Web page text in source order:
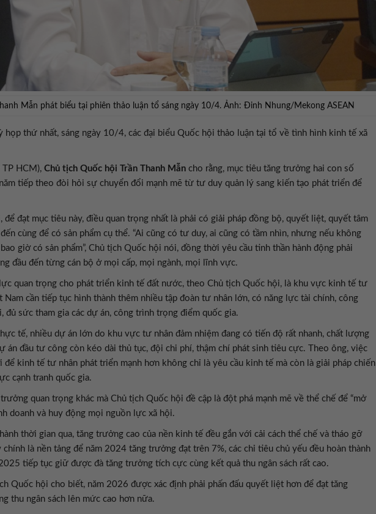
Mẫn phát biểu tại phiên thảo luận tổ sáng ngày 10/4. Ảnh: Đinh Nhung/Mekong ASEAN
họp thứ nhất, sáng ngày 10/4, các đại biểu Quốc hội thảo luận tại tổ về tình hình kinh tế xã
HCM), Chủ tịch Quốc hội Trần Thanh Mẫn cho rằng, mục tiêu tăng trưởng hai con số
tiếp theo đòi hỏi sự chuyển đổi mạnh mẽ từ tư duy quản lý sang kiến tạo phát triển để
để đạt mục tiêu này, điều quan trọng nhất là phải có giải pháp đồng bộ, quyết liệt, quyết tâm
cùng để có sản phẩm cụ thể. “Ai cũng có tư duy, ai cũng có tầm nhìn, nhưng nếu không
giờ có sản phẩm”, Chủ tịch Quốc hội nói, đồng thời yêu cầu tinh thần hành động phải
đầu đến từng cán bộ ở mọi cấp, mọi ngành, mọi lĩnh vực.
quan trọng cho phát triển kinh tế đất nước, theo Chủ tịch Quốc hội, là khu vực kinh tế tư
Nam cần tiếp tục hình thành thêm nhiều tập đoàn tư nhân lớn, có năng lực tài chính, công
đủ sức tham gia các dự án, công trình trọng điểm quốc gia.
tế, nhiều dự án lớn do khu vực tư nhân đảm nhiệm đang có tiến độ rất nhanh, chất lượng
án đầu tư công còn kéo dài thủ tục, đội chi phí, thậm chí phát sinh tiêu cực. Theo ông, việc
kinh tế tư nhân phát triển mạnh hơn không chỉ là yêu cầu kinh tế mà còn là giải pháp chiến
cạnh tranh quốc gia.
quan trọng khác mà Chủ tịch Quốc hội đề cập là đột phá mạnh mẽ về thể chế để “mở
doanh và huy động mọi nguồn lực xã hội.
thời gian qua, tăng trưởng cao của nền kinh tế đều gắn với cải cách thể chế và tháo gỡ
là nền tảng để năm 2024 tăng trưởng đạt trên 7%, các chỉ tiêu chủ yếu đều hoàn thành
tiếp tục giữ được đà tăng trưởng tích cực cùng kết quả thu ngân sách rất cao.
Quốc hội cho biết, năm 2026 được xác định phải phấn đấu quyết liệt hơn để đạt tăng
thu ngân sách lên mức cao hơn nữa.